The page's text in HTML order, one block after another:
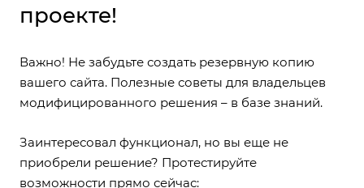
проекте!
Важно! Не забудьте создать резервную копию
вашего сайта. Полезные советы для владельцев
модифицированного решения – в базе знаний.
Заинтересовал функционал, но вы еще не
приобрели решение? Протестируйте
возможности прямо сейчас: